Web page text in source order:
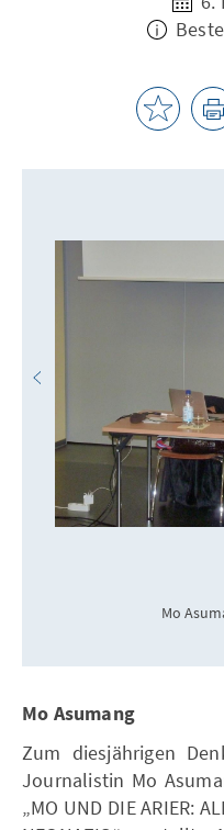
Mo
Mo Asumang
Zum diesjährigen
Journalistin Mo
„MO UND DIE ARIER: